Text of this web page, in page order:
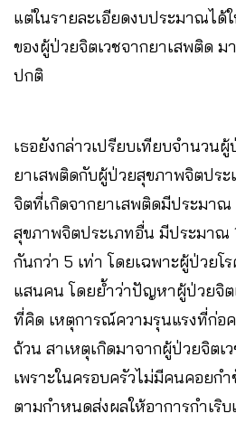
แต่ในรายละเอียดงบประมาณได้
ของผู้ป่วยจิตเวชจากยาเสพติด
ปกติ
เธอยังกล่าวเปรียบเทียบจำนวน
ยาเสพติดกับผู้ป่วยสุขภาพจิตปร
จิตที่เกิดจากยาเสพติดมีประมา
สุขภาพจิตประเภทอื่น มีประมาณ
กันกว่า 5 เท่า โดยเฉพาะผู้ป่วยโ
แสนคน โดยย้ำว่าปัญหาผู้ป่วยจิต
ที่คิด เหตุการณ์ความรุนแรงที่ก่อ
ถ้วน สาเหตุเกิดมาจากผู้ป่วยจิตเ
เพราะในครอบครัวไม่มีคนคอยก
ตามกำหนดส่งผลให้อาการกำเริ